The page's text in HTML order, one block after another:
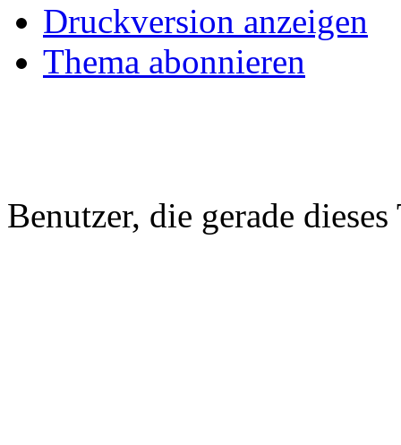
Druckversion anzeigen
Thema abonnieren
Benutzer, die gerade